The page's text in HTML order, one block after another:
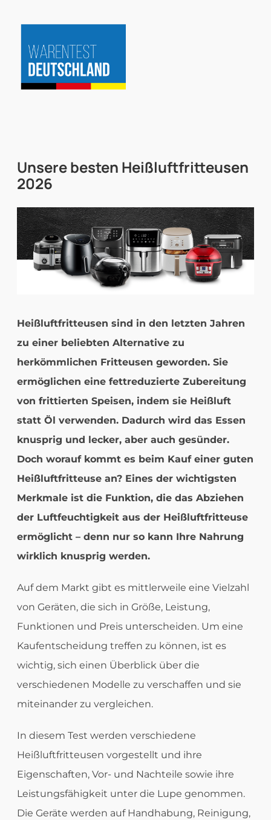
Inhalt
springen
Unsere besten Heißluftfritteusen
2026
Heißluftfritteusen sind in den letzten Jahren
zu einer beliebten Alternative zu
herkömmlichen Fritteusen geworden. Sie
ermöglichen eine fettreduzierte Zubereitung
von frittierten Speisen, indem sie Heißluft
statt Öl verwenden. Dadurch wird das Essen
knusprig und lecker, aber auch gesünder.
Doch worauf kommt es beim Kauf einer guten
Heißluftfritteuse an? Eines der wichtigsten
Merkmale ist die Funktion, die das Abziehen
der Luftfeuchtigkeit aus der Heißluftfritteuse
ermöglicht – denn nur so kann Ihre Nahrung
wirklich knusprig werden.
Auf dem Markt gibt es mittlerweile eine Vielzahl
von Geräten, die sich in Größe, Leistung,
Funktionen und Preis unterscheiden. Um eine
Kaufentscheidung treffen zu können, ist es
wichtig, sich einen Überblick über die
verschiedenen Modelle zu verschaffen und sie
miteinander zu vergleichen.
In diesem Test werden verschiedene
Heißluftfritteusen vorgestellt und ihre
Eigenschaften, Vor- und Nachteile sowie ihre
Leistungsfähigkeit unter die Lupe genommen.
Die Geräte werden auf Handhabung, Reinigung,